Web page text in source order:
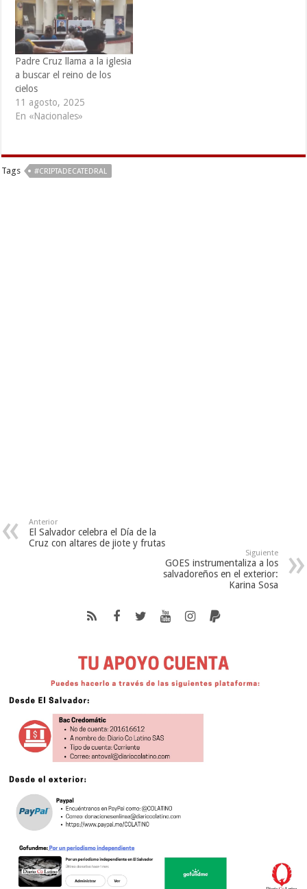
Padre Cruz llama a la iglesia
a buscar el reino de los
cielos
11 agosto, 2025
En «Nacionales»
Tags #CRIPTADECATEDRAL
Anterior
El Salvador celebra el Día de la
Cruz con altares de jiote y frutas
Siguiente
GOES instrumentaliza a los
salvadoreños en el exterior:
Karina Sosa